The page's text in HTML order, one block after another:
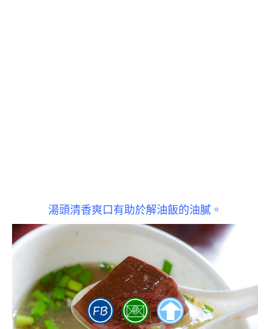
湯頭清香爽口有助於解油飯的油膩。